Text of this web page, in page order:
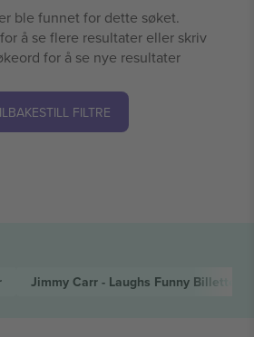
ble funnet for dette søket.
å se flere resultater eller skriv
for å se nye resultater
FILTRE
Jimmy Carr - Laughs Funny Billetter